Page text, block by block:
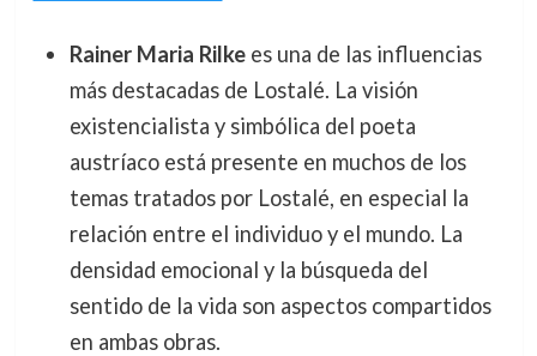
Rainer Maria Rilkees una de las influencias
más destacadas de Lostalé. La visión
existencialista y simbólica del poeta
austríaco está presente en muchos de los
temas tratados por Lostalé, en especial la
relación entre el individuo y el mundo. La
densidad emocional y la búsqueda del
sentido de la vida son aspectos compartidos
en ambas obras.